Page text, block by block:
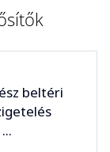
beltéri